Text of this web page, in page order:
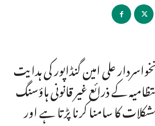
علی امین گنڈاپور کی ہدایت
کے ذرائع غیر قانونی ہاؤسنگ
کا سامنا کرنا پڑتا ہے اور